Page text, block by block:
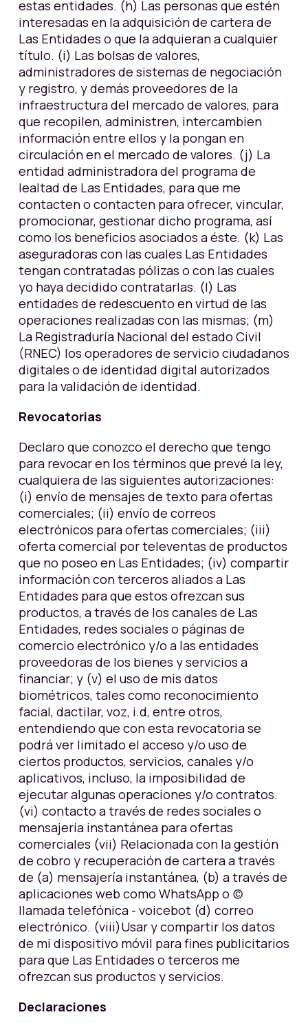
estas entidades. (h) Las personas que estén
interesadas en la adquisición de cartera de
Las Entidades o que la adquieran a cualquier
título. (i) Las bolsas de valores,
administradores de sistemas de negociación
y registro, y demás proveedores de la
infraestructura del mercado de valores, para
que recopilen, administren, intercambien
información entre ellos y la pongan en
circulación en el mercado de valores. (j) La
entidad administradora del programa de
lealtad de Las Entidades, para que me
contacten o contacten para ofrecer, vincular,
promocionar, gestionar dicho programa, así
como los beneficios asociados a éste. (k) Las
aseguradoras con las cuales Las Entidades
tengan contratadas pólizas o con las cuales
yo haya decidido contratarlas. (l) Las
entidades de redescuento en virtud de las
operaciones realizadas con las mismas; (m)
La Registraduría Nacional del estado Civil
(RNEC) los operadores de servicio ciudadanos
digitales o de identidad digital autorizados
para la validación de identidad.
Revocatorias
Declaro que conozco el derecho que tengo
para revocar en los términos que prevé la ley,
cualquiera de las siguientes autorizaciones:
(i) envío de mensajes de texto para ofertas
comerciales; (ii) envío de correos
electrónicos para ofertas comerciales; (iii)
oferta comercial por televentas de productos
que no poseo en Las Entidades; (iv) compartir
información con terceros aliados a Las
Entidades para que estos ofrezcan sus
productos, a través de los canales de Las
Entidades, redes sociales o páginas de
comercio electrónico y/o a las entidades
proveedoras de los bienes y servicios a
financiar; y (v) el uso de mis datos
biométricos, tales como reconocimiento
facial, dactilar, voz, i.d, entre otros,
entendiendo que con esta revocatoria se
podrá ver limitado el acceso y/o uso de
ciertos productos, servicios, canales y/o
aplicativos, incluso, la imposibilidad de
ejecutar algunas operaciones y/o contratos.
(vi) contacto a través de redes sociales o
mensajería instantánea para ofertas
comerciales (vii) Relacionada con la gestión
de cobro y recuperación de cartera a través
de (a) mensajería instantánea, (b) a través de
aplicaciones web como WhatsApp o (c)
llamada telefónica - voicebot (d) correo
electrónico. (viii)Usar y compartir los datos
de mi dispositivo móvil para fines publicitarios
para que Las Entidades o terceros me
ofrezcan sus productos y servicios.
Declaraciones